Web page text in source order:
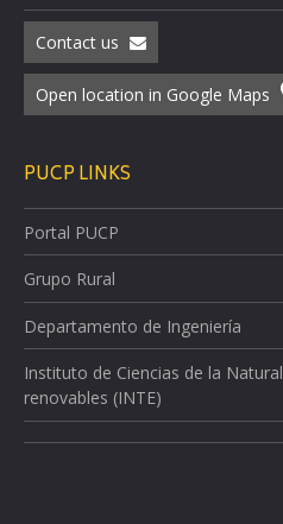
Contact us
Open location in Google Maps
PUCP LINKS
Portal PUCP
Grupo Rural
Departamento de Ingeniería
Instituto de Ciencias de la
renovables (INTE)